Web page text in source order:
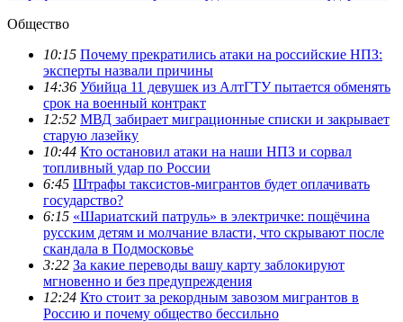
Общество
10:15 Почему прекратились атаки на российские НПЗ:
эксперты назвали причины
14:36 Убийца 11 девушек из АлтГТУ пытается обменять
срок на военный контракт
12:52 МВД забирает миграционные списки и закрывает
старую лазейку
10:44 Кто остановил атаки на наши НПЗ и сорвал
топливный удар по России
6:45 Штрафы таксистов-мигрантов будет оплачивать
государство?
6:15 «Шариатский патруль» в электричке: пощёчина
русским детям и молчание власти, что скрывают после
скандала в Подмосковье
3:22 За какие переводы вашу карту заблокируют
мгновенно и без предупреждения
12:24 Кто стоит за рекордным завозом мигрантов в
Россию и почему общество бессильно